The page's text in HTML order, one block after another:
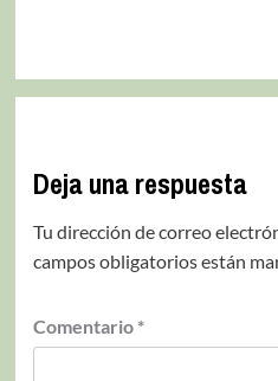
Deja una respuesta
Tu dirección de correo
campos obligatorios están
Comentario *